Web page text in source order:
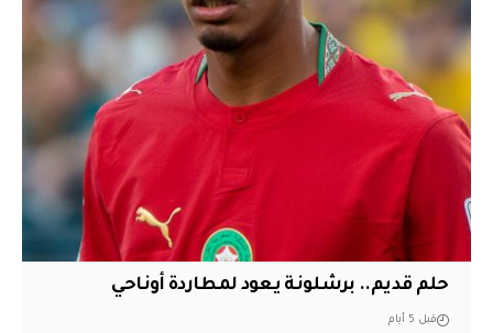
حلم قديم.. برشلونة يعود لمطاردة أوناحي
قبل 5 أيام